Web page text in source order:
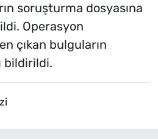
soruşturma dosyasına
Operasyon
çıkan bulguların
bildirildi.